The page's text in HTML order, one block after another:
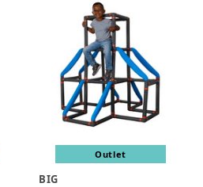
Outlet
BIG